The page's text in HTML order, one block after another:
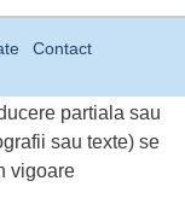
Contact
partiala sau
sau texte) se
vigoare